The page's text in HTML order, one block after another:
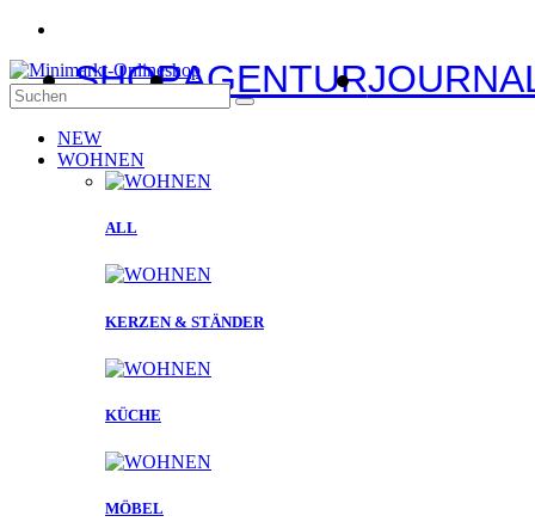
SHOPAGENTUR
NEW
WOHNEN
ALL
KERZEN & STÄNDER
KÜCHE
MÖBEL